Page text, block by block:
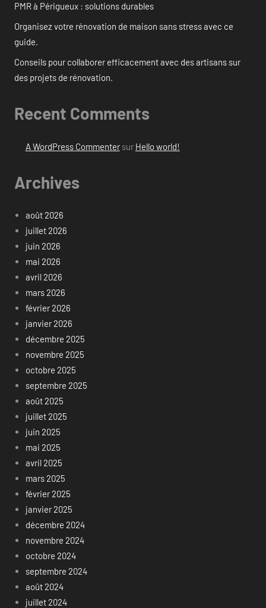
PMR à Périgueux : solutions durables
Organisez votre rénovation de maison sans stress avec ce
guide.
Conseils pour collaborer efficacement avec des artisans sur
des projets de rénovation.
Recent Comments
A WordPress Commentersur Hello world!
Archives
août 2026
juillet 2026
juin 2026
mai 2026
avril 2026
mars 2026
février 2026
janvier 2026
décembre 2025
novembre 2025
octobre 2025
septembre 2025
août 2025
juillet 2025
juin 2025
mai 2025
avril 2025
mars 2025
février 2025
janvier 2025
décembre 2024
novembre 2024
octobre 2024
septembre 2024
août 2024
juillet 2024